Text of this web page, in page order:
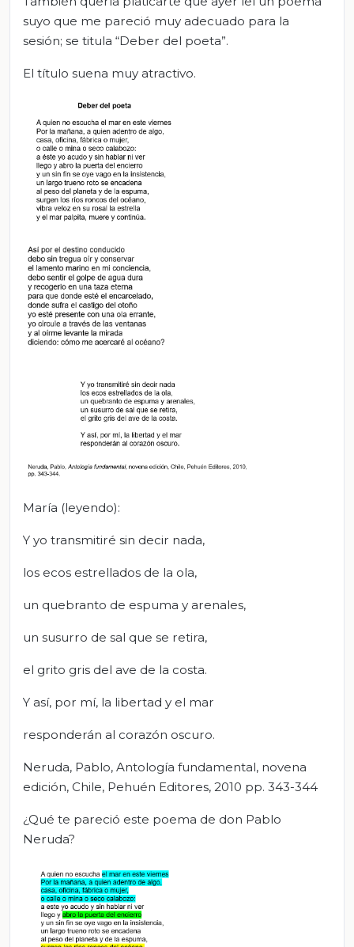
suyo que me pareció muy adecuado para la
sesión; se titula “Deber del poeta”.
El título suena muy atractivo.
María (leyendo):
Y yo transmitiré sin decir nada,
los ecos estrellados de la ola,
un quebranto de espuma y arenales,
un susurro de sal que se retira,
el grito gris del ave de la costa.
Y así, por mí, la libertad y el mar
responderán al corazón oscuro.
Neruda, Pablo, Antología fundamental, novena
edición, Chile, Pehuén Editores, 2010 pp. 343-344
¿Qué te pareció este poema de don Pablo
Neruda?